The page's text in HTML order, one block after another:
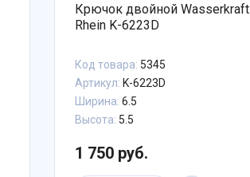
Крючок двойной Wasserkraft
Rhein K-6223D
Код товара: 5345
Артикул: K-6223D
Ширина: 6.5
Высота: 5.5
1 750 руб.